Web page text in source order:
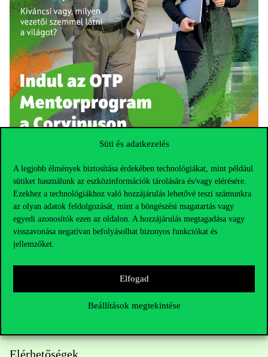
Süti és adatkezelés
A legjobb élmények biztosítása érdekében technológiákat, mint például
sütiket használunk az eszközinformációk tárolására és/vagy elérésére.
Ezekhez a technológiákhoz való hozzájárulás lehetővé teszi számunkra
az olyan adatok feldolgozását, mint a böngészési magatartás vagy
egyedi azonosítók ezen az oldalon. A hozzájárulás megtagadása vagy
visszavonása negatívan befolyásolhat bizonyos funkciókat és
jellemzőket.
Elfogad
Beállítások megtekintése
Elérhetőségek